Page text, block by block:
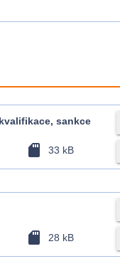
sankce
sd_card 33 kB
sd_card 28 kB